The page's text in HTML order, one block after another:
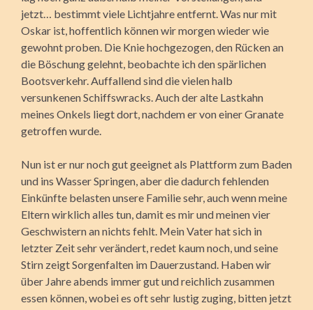
jetzt… bestimmt viele Lichtjahre entfernt. Was nur mit
Oskar ist, hoffentlich können wir morgen wieder wie
gewohnt proben. Die Knie hochgezogen, den Rücken an
die Böschung gelehnt, beobachte ich den spärlichen
Bootsverkehr. Auffallend sind die vielen halb
versunkenen Schiffswracks. Auch der alte Lastkahn
meines Onkels liegt dort, nachdem er von einer Granate
getroffen wurde.
Nun ist er nur noch gut geeignet als Plattform zum Baden
und ins Wasser Springen, aber die dadurch fehlenden
Einkünfte belasten unsere Familie sehr, auch wenn meine
Eltern wirklich alles tun, damit es mir und meinen vier
Geschwistern an nichts fehlt. Mein Vater hat sich in
letzter Zeit sehr verändert, redet kaum noch, und seine
Stirn zeigt Sorgenfalten im Dauerzustand. Haben wir
über Jahre abends immer gut und reichlich zusammen
essen können, wobei es oft sehr lustig zuging, bitten jetzt